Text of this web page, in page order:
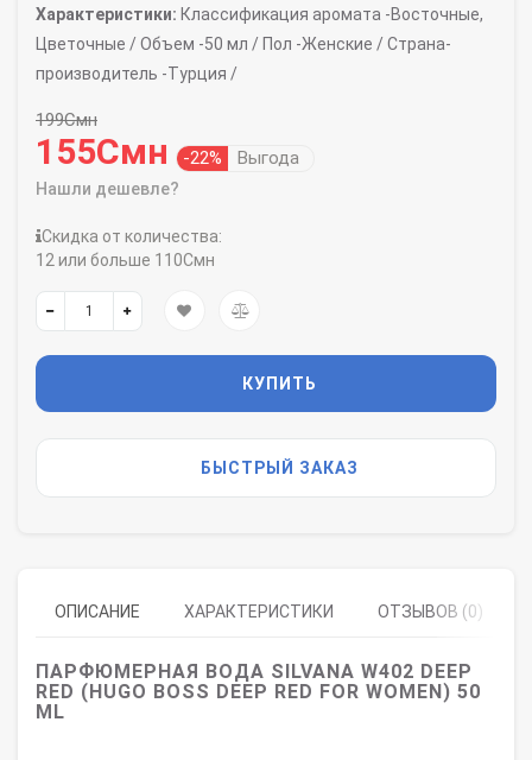
Характеристики: Классификация аромата -Восточные,
Цветочные /Объем -50 мл / Пол -Женские /Страна-
производитель -Турция /
199Смн
155Смн -22% Выгода
Нашли дешевле?
Скидка от количества:
12 или больше 110Смн
КУПИТЬ
БЫСТРЫЙ ЗАКАЗ
ОПИСАНИЕ ХАРАКТЕРИСТИКИ ОТЗЫВОВ (0)
ПАРФЮМЕРНАЯ ВОДА SILVANA W402 DEEP
RED (HUGO BOSS DEEP RED FOR WOMEN) 50
ML